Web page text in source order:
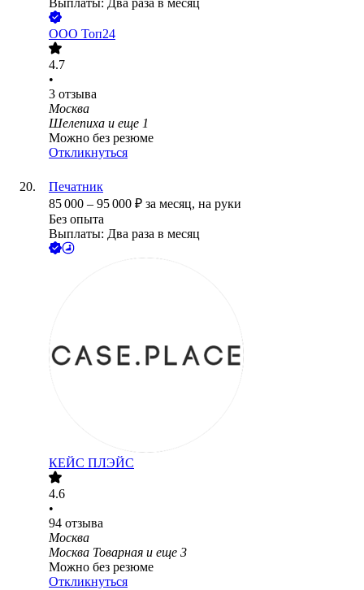
Выплаты: Два раза в месяц
ООО Топ24
4.7
•
3 отзыва
Москва
Шелепиха и еще 1
Можно без резюме
Откликнуться
Печатник
85 000 – 95 000 ₽ за месяц, на руки
Без опыта
Выплаты: Два раза в месяц
КЕЙС ПЛЭЙС
4.6
•
94 отзыва
Москва
Москва Товарная и еще 3
Можно без резюме
Откликнуться